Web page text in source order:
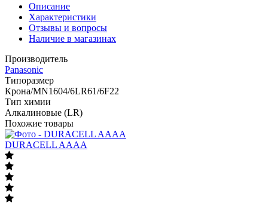
Описание
Характеристики
Отзывы и вопросы
Наличие в магазинах
Производитель
Panasonic
Типоразмер
Крона/MN1604/6LR61/6F22
Тип химии
Алкалиновые (LR)
Похожие товары
DURACELL AAAA